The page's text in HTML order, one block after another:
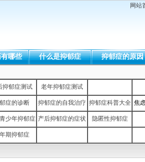
网站
哪些 什么是抑郁症 抑郁症的原因
抑郁症测试 老年抑郁症测试
症的诊断 抑郁症的自我治疗 抑郁症科普大全 焦
少年抑郁症 产后抑郁症的症状 隐匿性抑郁症
期抑郁症